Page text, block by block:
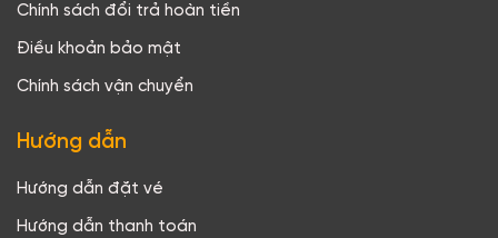
Chính sách đổi trả hoàn tiền
Điều khoản bảo mật
Chính sách vận chuyển
Hướng dẫn
Hướng dẫn đặt vé
Hướng dẫn thanh toán